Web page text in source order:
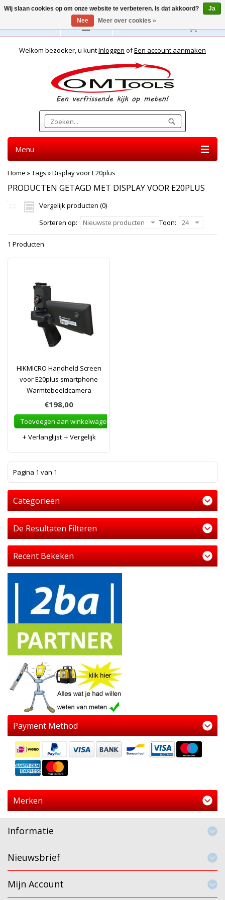
Nederlands
Welkom bezoeker, u kuntInloggen ofEen account aanmaken
Menu
Home »Tags »Display voor E20plus
PRODUCTEN GETAGD MET DISPLAY VOOR E20PLUS
Vergelijk producten (0)
Sorteren op:
Nieuwste producten Toon: 24
1 Producten
HIKMICRO Handheld Screen
voor E20plus smartphone
Warmtebeeldcamera
€198,00
Toevoegen aan winkelwagen
Verlanglijst
Vergelijk
Pagina 1 van 1
Categorieën
De Resultaten Filteren
Recent Bekeken
Payment Method
Merken
Informatie
Nieuwsbrief
Mijn Account
Wij slaan cookies op om onze website te verbeteren. Is dat akkoord?
Ja
Nee
Meer over cookies »